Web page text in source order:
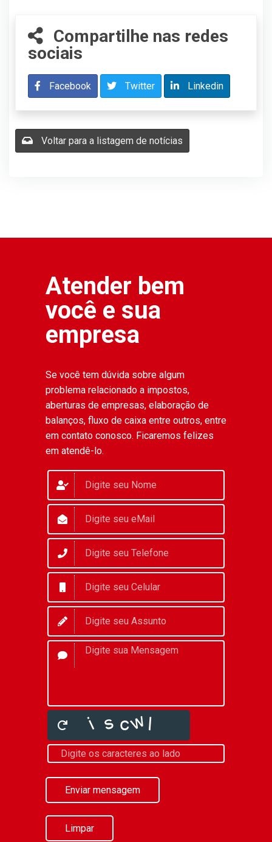
Compartilhe nas redes
sociais
Facebook Twitter Linkedin
Voltar para a listagem de notícias
Atender bem
você e sua
empresa
Se você tem dúvida sobre algum
problema relacionado a impostos,
aberturas de empresas, elaboração de
balanços, fluxo de caixa entre outros, entre
em contato conosco. Ficaremos felizes
em atendê-lo.
Enviar mensagem
Limpar